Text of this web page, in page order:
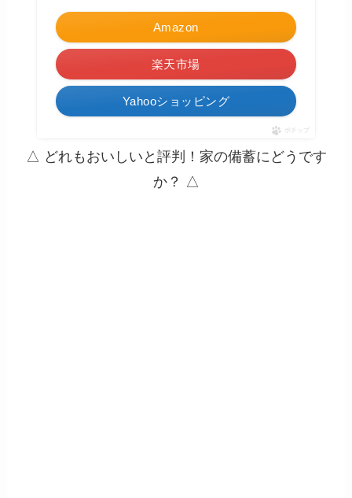
Amazon
楽天市場
Yahooショッピング
ポチップ
△ どれもおいしいと評判！家の備蓄にどうです
か？ △